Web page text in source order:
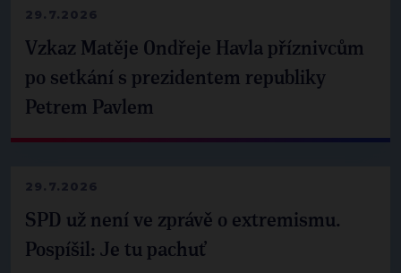
29.7.2026
Vzkaz Matěje Ondřeje Havla příznivcům
po setkání s prezidentem republiky
Petrem Pavlem
29.7.2026
SPD už není ve zprávě o extremismu.
Pospíšil: Je tu pachuť